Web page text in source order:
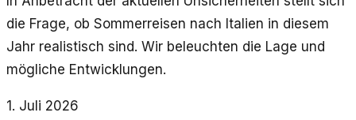
die Frage, ob Sommerreisen nach Italien in diesem
Jahr realistisch sind. Wir beleuchten die Lage und
mögliche Entwicklungen.
1. Juli 2026